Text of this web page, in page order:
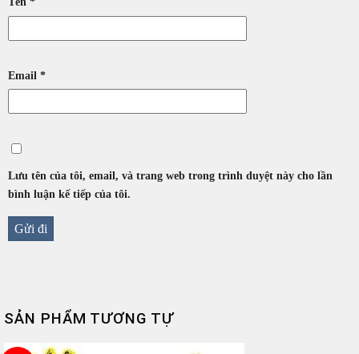
Email *
Lưu tên của tôi, email, và trang web trong trình duyệt này cho lần
bình luận kế tiếp của tôi.
SẢN PHẨM TƯƠNG TỰ